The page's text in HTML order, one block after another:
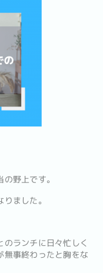
野上です。
ました。
ランチに日々忙しく
無事終わったと胸をな